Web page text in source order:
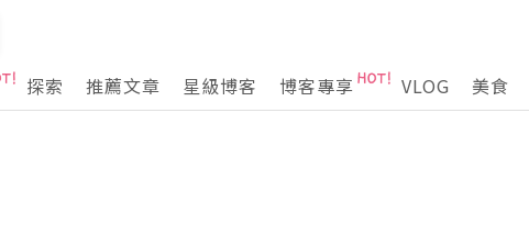
探索
推薦文章 星級博客 博客專享 VLOG 美食